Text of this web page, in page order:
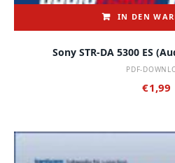
IN DEN
Sony STR-DA 5300 ES
PDF-
€1,99